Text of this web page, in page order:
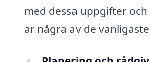
med dessa uppgifter
är några av de